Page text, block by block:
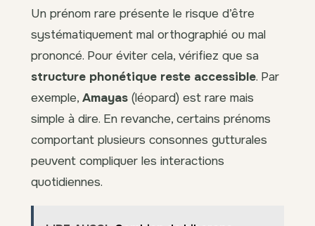
Un prénom rare présente le risque d’être
systématiquement mal orthographié ou mal
prononcé. Pour éviter cela, vérifiez que sa
structure phonétique reste accessible. Par
exemple, Amayas (léopard) est rare mais
simple à dire. En revanche, certains prénoms
comportant plusieurs consonnes gutturales
peuvent compliquer les interactions
quotidiennes.